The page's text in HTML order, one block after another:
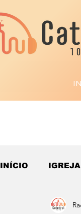
INÍCIO IGREJA
ESPORTE